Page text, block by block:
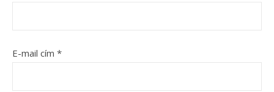
E-mail cím *